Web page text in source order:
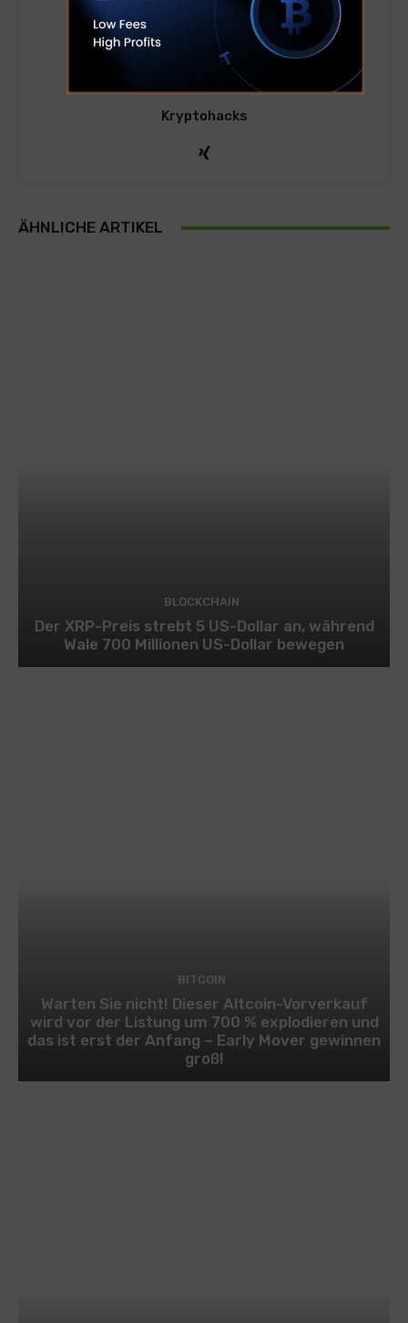
Kryptohacks
ÄHNLICHE ARTIKEL
BLOCKCHAIN
Der XRP-Preis strebt 5 US-Dollar an, während
Wale 700 Millionen US-Dollar bewegen
BITCOIN
Warten Sie nicht! Dieser Altcoin-Vorverkauf
wird vor der Listung um 700 % explodieren und
das ist erst der Anfang – Early Mover gewinnen
groß!